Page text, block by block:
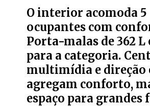
O interior acomoda 5
ocupantes com
Porta-malas de 362 L
para a categoria.
multimídia e direção
agregam conforto,
espaço para grandes